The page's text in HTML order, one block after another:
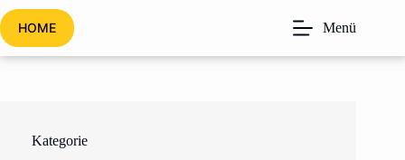
Zum
Inhalt
springen
HOME Menü
Kategorie